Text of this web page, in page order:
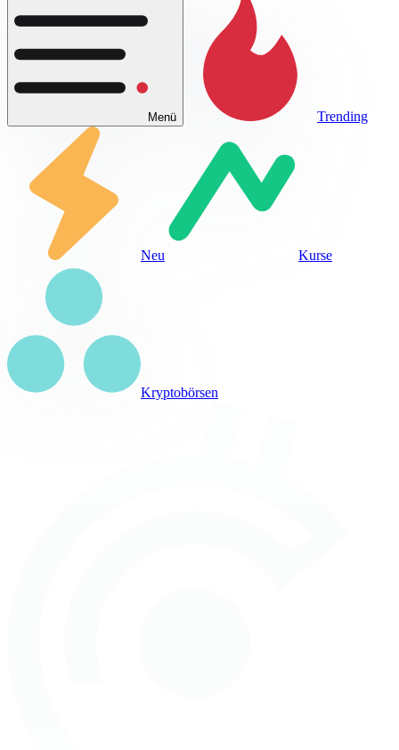
Menü Trending
Neu Kurse
Kryptobörsen